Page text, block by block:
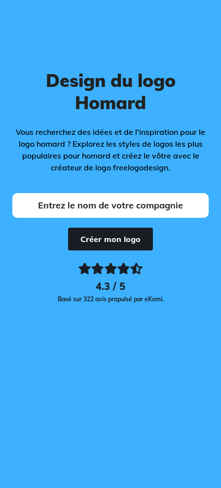
Design du logo
Homard
Vous recherchez des idées et de l'inspiration pour le
logo homard ? Explorez les styles de logos les plus
populaires pour homard et créez le vôtre avec le
créateur de logo freelogodesign.
Créer mon logo
4.3 / 5
Basé sur 322 avis propulsé par eKomi.